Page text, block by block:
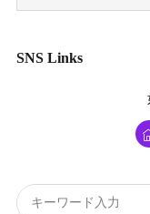
SNS Links